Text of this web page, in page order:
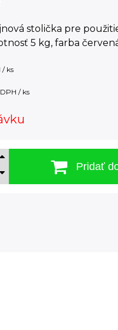
stolička pre
5 kg, farba
/ ks
/ ks
Pridať